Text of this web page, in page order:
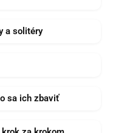
a solitéry
sa ich zbaviť